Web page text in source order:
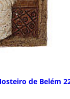
de Belém